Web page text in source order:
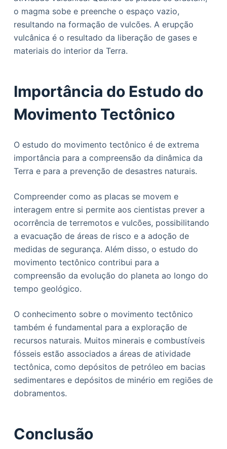
o magma sobe e preenche o espaço vazio,
resultando na formação de vulcões. A erupção
vulcânica é o resultado da liberação de gases e
materiais do interior da Terra.
Importância do Estudo do
Movimento Tectônico
O estudo do movimento tectônico é de extrema
importância para a compreensão da dinâmica da
Terra e para a prevenção de desastres naturais.
Compreender como as placas se movem e
interagem entre si permite aos cientistas prever a
ocorrência de terremotos e vulcões, possibilitando
a evacuação de áreas de risco e a adoção de
medidas de segurança. Além disso, o estudo do
movimento tectônico contribui para a
compreensão da evolução do planeta ao longo do
tempo geológico.
O conhecimento sobre o movimento tectônico
também é fundamental para a exploração de
recursos naturais. Muitos minerais e combustíveis
fósseis estão associados a áreas de atividade
tectônica, como depósitos de petróleo em bacias
sedimentares e depósitos de minério em regiões de
dobramentos.
Conclusão